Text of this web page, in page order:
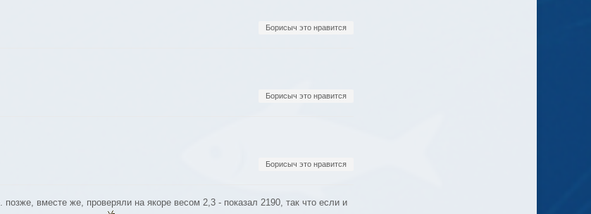
Борисыч это нравится
Борисыч это нравится
Борисыч это нравится
вместе же, проверяли на якоре весом 2,3 - показал 2190, так что если и